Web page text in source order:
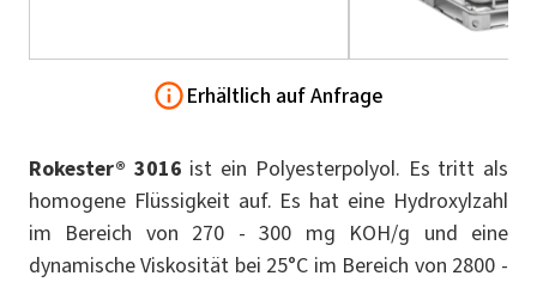
Erhältlich auf Anfrage
Rokester® 3016 ist ein Polyesterpolyol. Es tritt als
homogene Flüssigkeit auf. Es hat eine Hydroxylzahl
im Bereich von 270 - 300 mg KOH/g und eine
dynamische Viskosität bei 25°C im Bereich von 2800 -